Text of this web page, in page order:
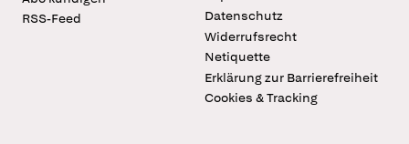
RSS-Feed
Datenschutz
Widerrufsrecht
Netiquette
Erklärung zur Barrierefreiheit
Cookies & Tracking